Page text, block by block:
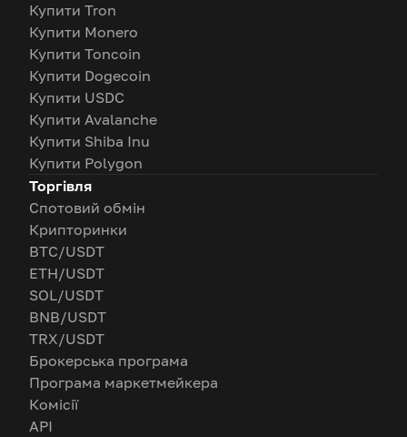
Купити Tron
Купити Monero
Купити Toncoin
Купити Dogecoin
Купити USDC
Купити Avalanche
Купити Shiba Inu
Купити Polygon
Торгівля
Спотовий обмін
Крипторинки
BTC/USDT
ETH/USDT
SOL/USDT
BNB/USDT
TRX/USDT
Брокерська програма
Програма маркетмейкера
Комісії
API